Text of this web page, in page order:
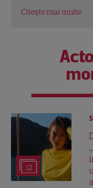
Citește mai multe
12